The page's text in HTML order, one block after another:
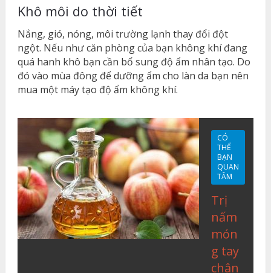
Khô môi do thời tiết
Nắng, gió, nóng, môi trường lạnh thay đổi đột
ngột. Nếu như căn phòng của bạn không khí đang
quá hanh khô bạn cần bổ sung độ ẩm nhân tạo. Do
đó vào mùa đông để dưỡng ẩm cho làn da bạn nên
mua một máy tạo độ ẩm không khí.
CÓ
THỂ
BẠN
QUAN
TÂM
Trị
nấm
món
g tay
chân